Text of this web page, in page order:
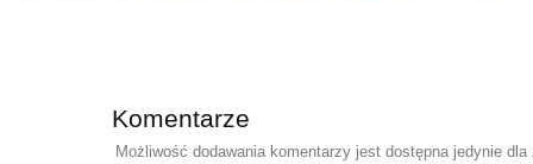
Komentarze
Możliwość dodawania komentarzy jest dostępna jedynie